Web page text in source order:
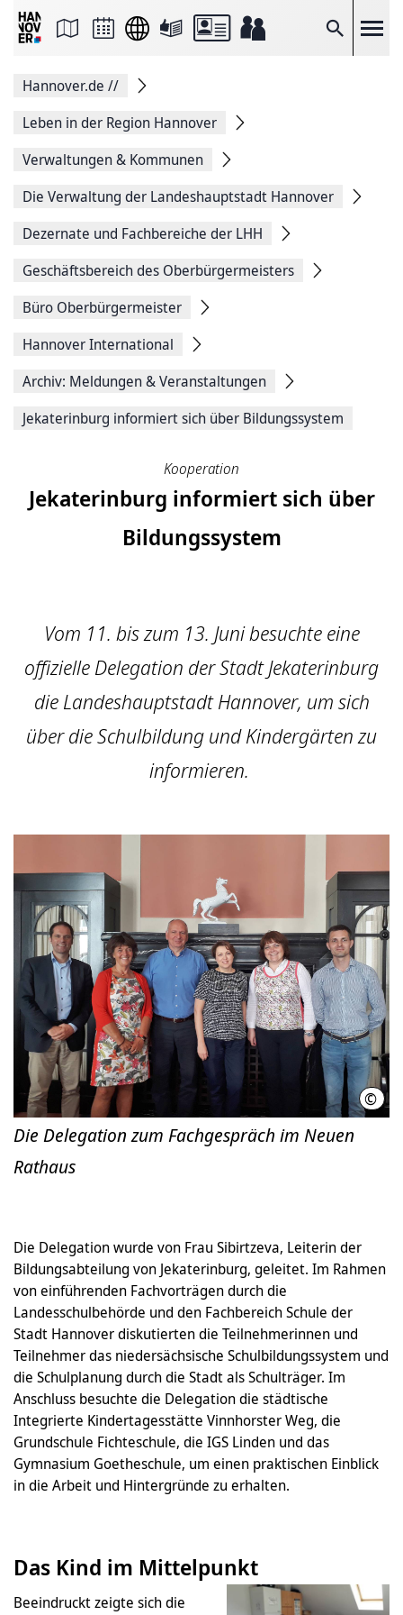
Suche
Seite
Facebook
teilen
Seitenlink
Seite
Hannover.de //
Leben in der Region Hannover
Verwaltungen & Kommunen
Die Verwaltung der Landeshauptstadt Hannover
Dezernate und Fachbereiche der LHH
Geschäftsbereich des Oberbürgermeisters
Büro Oberbürgermeister
Hannover International
Archiv: Meldungen & Veranstaltungen
Jekaterinburg informiert sich über Bildungssystem
Kooperation
Jekaterinburg informiert sich über
Bildungssystem
Vom 11. bis zum 13. Juni besuchte eine
offizielle Delegation der Stadt Jekaterinburg
die Landeshauptstadt Hannover, um sich
über die Schulbildung und Kindergärten zu
informieren.
© LHH
Die Delegation zum Fachgespräch im Neuen
Rathaus
Die Delegation wurde von Frau Sibirtzeva, Leiterin der
Bildungsabteilung von Jekaterinburg, geleitet. Im Rahmen
von einführenden Fachvorträgen durch die
Landesschulbehörde und den Fachbereich Schule der
Stadt Hannover diskutierten die Teilnehmerinnen und
Teilnehmer das niedersächsische Schulbildungssystem und
die Schulplanung durch die Stadt als Schulträger. Im
Anschluss besuchte die Delegation die städtische
Integrierte Kindertagesstätte Vinnhorster Weg, die
Grundschule Fichteschule, die IGS Linden und das
Gymnasium Goetheschule, um einen praktischen Einblick
in die Arbeit und Hintergründe zu erhalten.
Das Kind im Mittelpunkt
Beeindruckt zeigte sich die